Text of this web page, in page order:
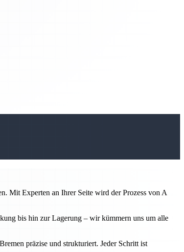
Mit Experten an Ihrer Seite wird der Prozess von A
bis hin zur Lagerung – wir kümmern uns um alle
präzise und strukturiert. Jeder Schritt ist